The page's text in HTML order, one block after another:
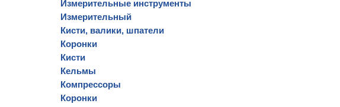
Измерительные инструменты
Измерительный
Кисти, валики, шпатели
Коронки
Кисти
Кельмы
Компрессоры
Коронки